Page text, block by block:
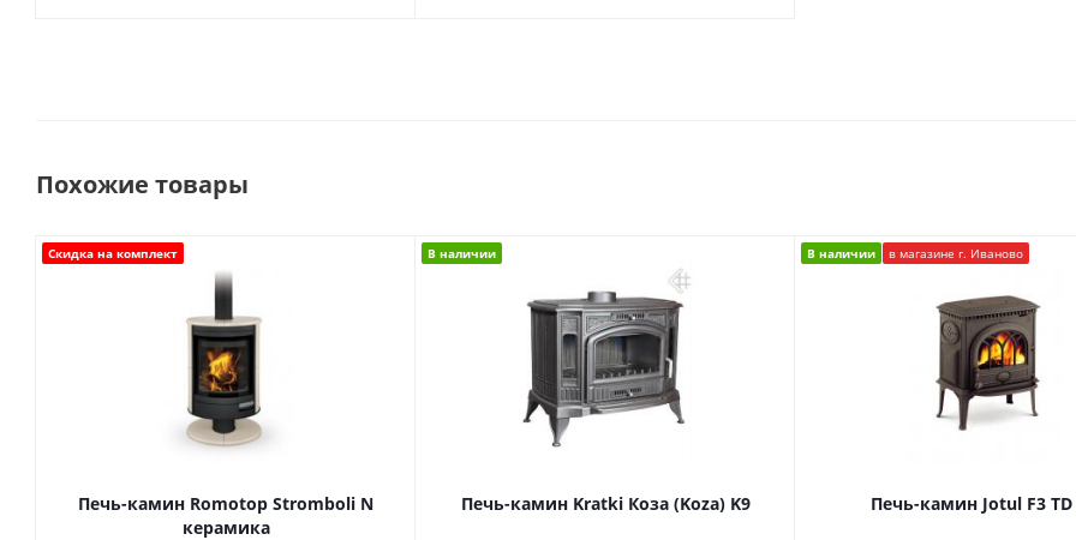
Похожие товары
Скидка на комплект
Печь-камин Romotop Stromboli N
керамика
В наличии
Печь-камин Kratki Коза (Koza) K9
В наличии в магазине г. Иваново
Печь-камин Jotul F3 TD